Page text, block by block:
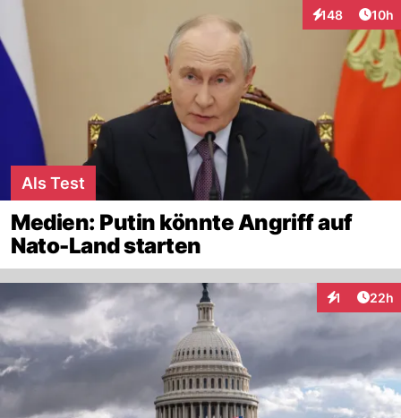
148
Interaktionen
10h
Als Test
Medien: Putin könnte Angriff auf
Nato-Land starten
1
Interaktionen
22h